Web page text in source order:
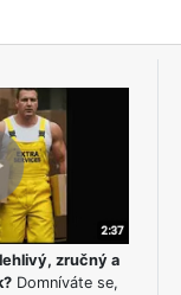
zručný a
Domníváte se,